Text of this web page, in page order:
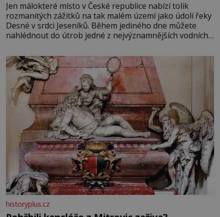
Jen málokteré místo v České republice nabízí tolik
rozmanitých zážitků na tak malém území jako údolí řeky
Desné v srdci Jeseníků. Během jediného dne můžete
nahlédnout do útrob jedné z nejvýznamnějších vodních
se na koloběžce a den zakončit poznáváním památek ve
Velkých Losinách nebo v termálním
historyplus.cz